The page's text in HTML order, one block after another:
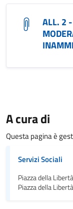
ALL. 2
A cura di
Questa pagina è
Servizi Sociali
Piazza della
Piazza della